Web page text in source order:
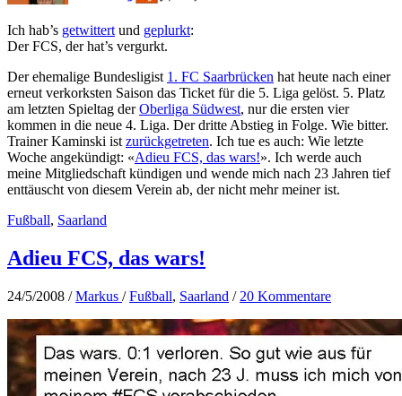
Ich hab’s getwittert und geplurkt:
Der FCS, der hat’s vergurkt.
Der ehemalige Bundesligist 1. FC Saarbrücken hat heute nach einer
erneut verkorksten Saison das Ticket für die 5. Liga gelöst. 5. Platz
am letzten Spieltag derOberliga Südwest, nur die ersten vier
kommen in die neue 4. Liga. Der dritte Abstieg in Folge. Wie bitter.
Trainer Kaminski ist zurückgetreten. Ich tue es auch: Wie letzte
Woche angekündigt: «Adieu FCS, das wars!». Ich werde auch
meine Mitgliedschaft kündigen und wende mich nach 23 Jahren tief
enttäuscht von diesem Verein ab, der nicht mehr meiner ist.
Fußball, Saarland
Adieu FCS, das wars!
24/5/2008 /Markus /Fußball, Saarland / 20 Kommentare